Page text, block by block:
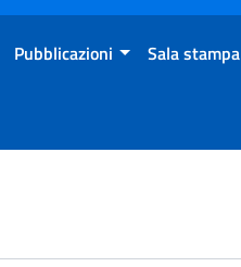
Pubblicazioni Sala stampa